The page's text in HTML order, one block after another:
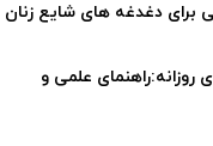
برای دغدغه های شایع زنان
روزانه:راهنمای علمی و